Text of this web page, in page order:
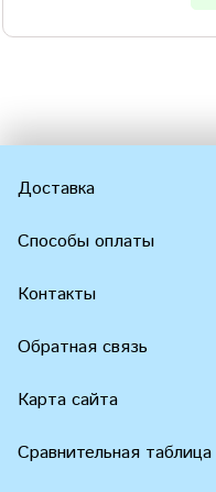
Доставка
Способы оплаты
Контакты
Обратная связь
Карта сайта
Сравнительная